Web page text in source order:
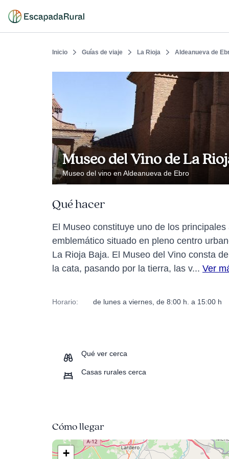
Inicio Guías de viaje La Rioja Aldeanueva de
Museo del Vino de La
Museo del vino en Aldeanueva de Ebro
Qué hacer
El Museo constituye uno de los
emblemático situado en pleno centro
La Rioja Baja. El Museo del Vino consta
la cata, pasando por la tierra, las v... Ver
Horario: de lunes a viernes, de 8:00 h. a 15:00 h
Qué ver cerca
Casas rurales cerca
Cómo llegar
+